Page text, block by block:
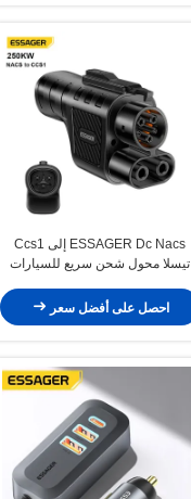
ESSAGER Dc Nacs إلى Ccs1
تيسلا محول شحن سريع للسيارات
وصلة الطاقة
احصل على أفضل سعر